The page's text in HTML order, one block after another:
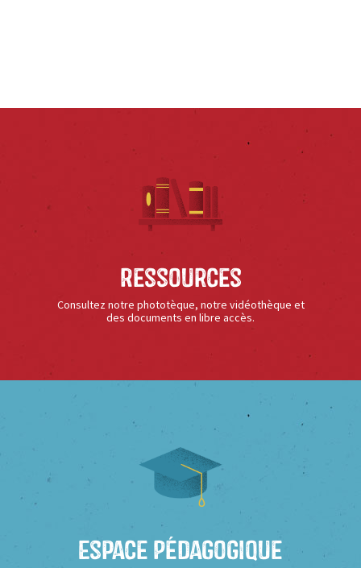
Ressources
Consultez notre phototèque, notre vidéothèque et
des documents en libre accès.
Espace Pédagogique